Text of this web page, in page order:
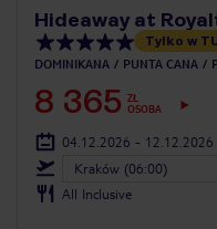
Hideaway at
Tylko w
DOMINIKANA PUNTA CANA
8 365 ZŁ
OSOBA
04.12.2026 - 12.12.2026
Kraków (06:00)
All Inclusive